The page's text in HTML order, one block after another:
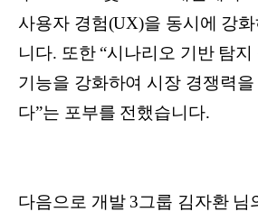
사용자 경험(UX)을 동시에 강
니다. 또한 “시나리오 기반 탐지
기능을 강화하여 시장 경쟁력
다”는 포부를 전했습니다.
다음으로 개발 3그룹 김자환 님